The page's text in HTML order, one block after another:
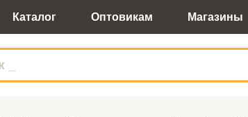
Каталог Оптовикам Магазины